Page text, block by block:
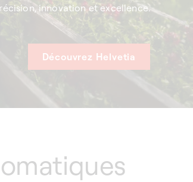
innovation et excellence.
Découvrez Helvetia